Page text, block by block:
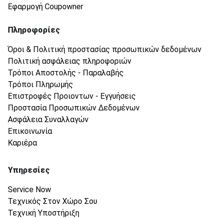
Εφαρμογή Coupowner
Πληροφορίες
Όροι & Πολιτική προστασίας προσωπικών δεδομένων
Πολιτική ασφάλειας πληροφοριών
Τρόποι Αποστολής - Παραλαβής
Τρόποι Πληρωμής
Επιστροφές Προιοντων - Εγγυήσεις
Προστασία Προσωπικών Δεδομένων
Ασφάλεια Συναλλαγών
Επικοινωνία
Καριέρα
Υπηρεσίες
Service Now
Τεχνικός Στον Χώρο Σου
Τεχνική Υποστήριξη